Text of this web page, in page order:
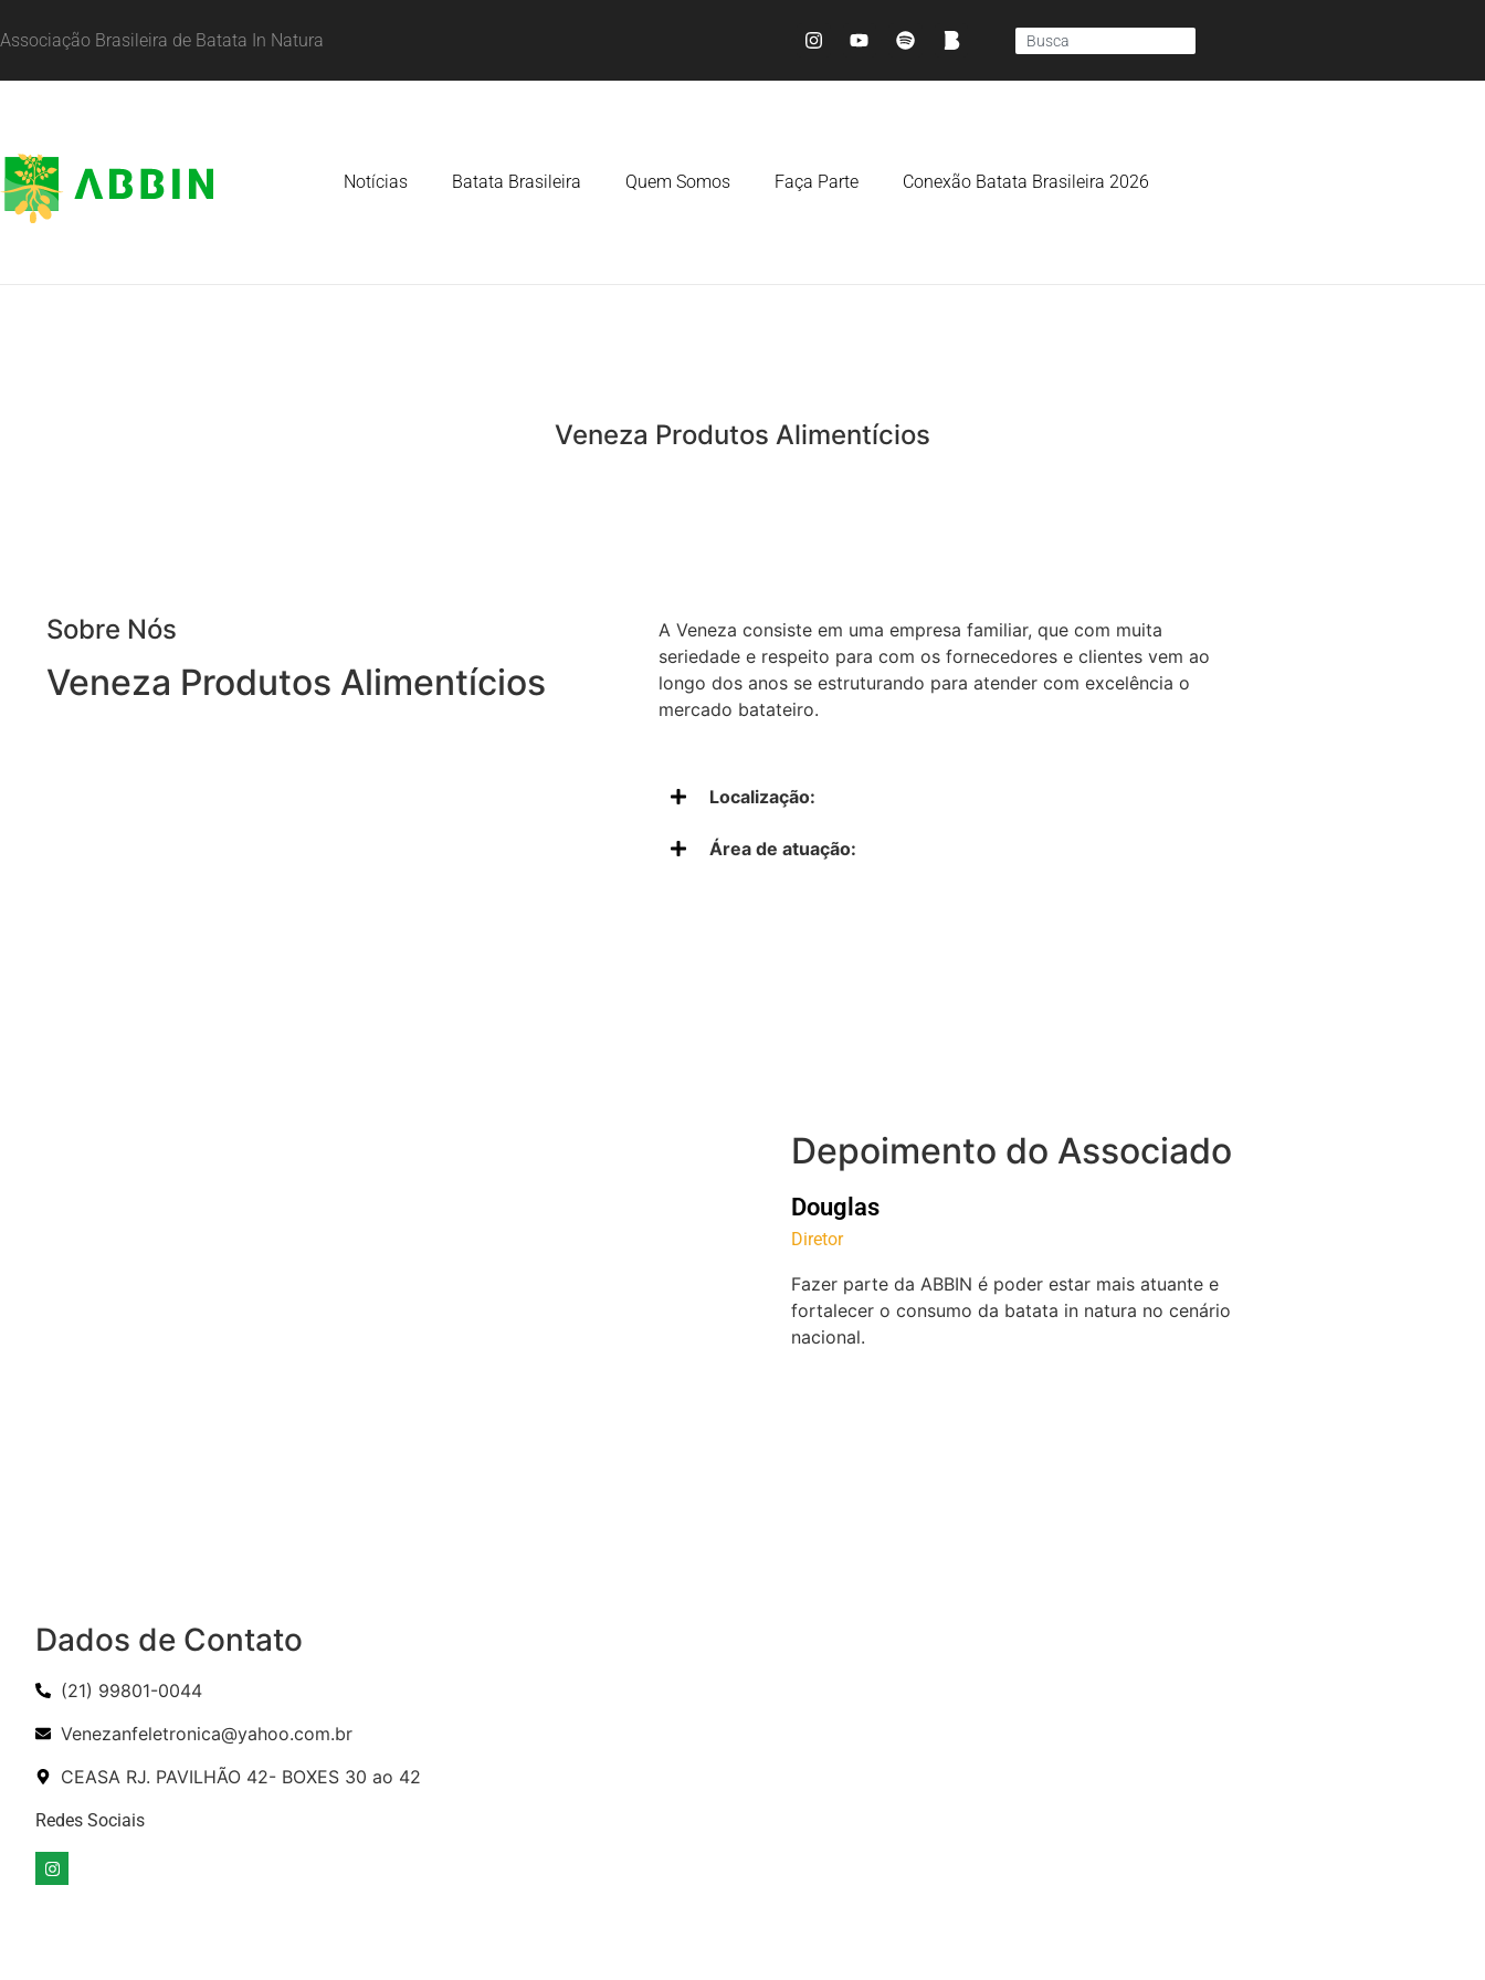
Associação Brasileira de Batata In Natura
Notícias Batata Brasileira Quem Somos Faça Parte Conexão Batata Brasileira 2026
Veneza Produtos Alimentícios
Sobre Nós
Veneza Produtos Alimentícios
A Veneza consiste em uma empresa familiar, que com muita
seriedade e respeito para com os fornecedores e clientes vem ao
longo dos anos se estruturando para atender com excelência o
mercado batateiro.
Localização:
Área de atuação:
Depoimento do Associado
Douglas
Diretor
Fazer parte da ABBIN é poder estar mais atuante e
fortalecer o consumo da batata in natura no cenário
nacional.
Dados de Contato
(21) 99801-0044
Venezanfeletronica@yahoo.com.br
CEASA RJ. PAVILHÃO 42- BOXES 30 ao 42
Redes Sociais